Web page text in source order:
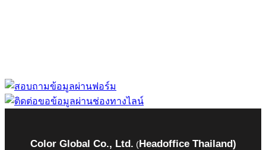
Color Global Co., Ltd. (Headoffice Thailand)